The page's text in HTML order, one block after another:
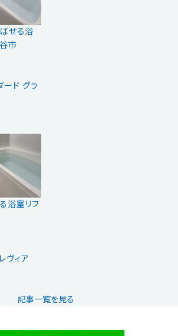
せる浴
市
ード グラ
浴室リフ
ヴィア
記事一覧を見る